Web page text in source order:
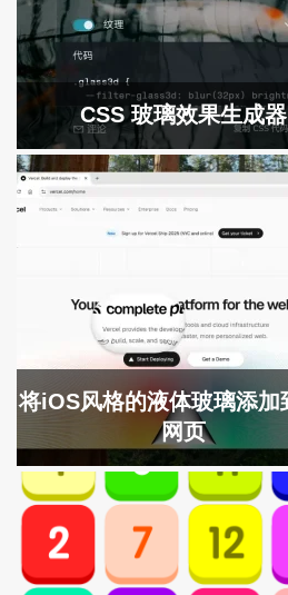
CSS 玻璃效果生成器
将iOS风格的液体玻璃添加
网页